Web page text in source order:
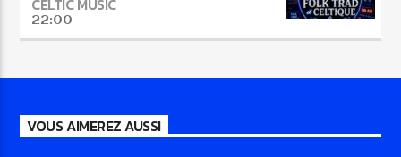
22:00
VOUS AIMEREZ AUSSI